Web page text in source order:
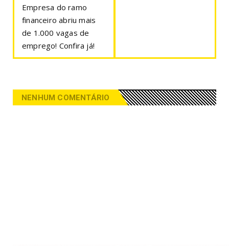
Empresa do ramo
financeiro abriu mais
de 1.000 vagas de
emprego! Confira já!
NENHUM COMENTÁRIO